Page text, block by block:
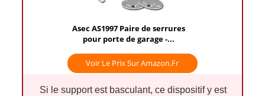
Asec AS1997 Paire de serrures
pour porte de garage -...
Voir Le Prix Sur Amazon.fr
Si le support est basculant, ce dispositif y est